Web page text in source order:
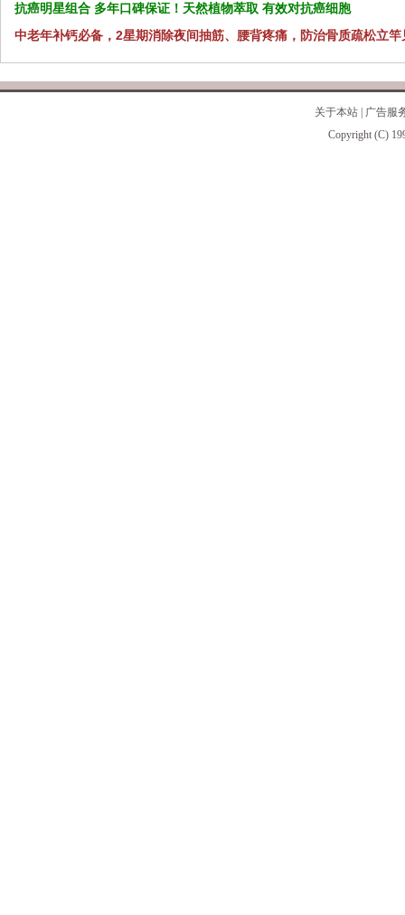
抗癌明星组合 多年口碑保证！天然植物萃取 有效对抗癌细胞
中老年补钙必备，2星期消除夜间抽筋、腰背疼痛，防治骨质疏松立竿
关于本站
广告服
Copyright (C)